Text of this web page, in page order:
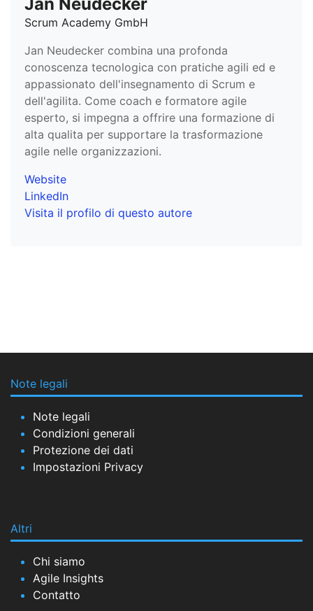
Scrum Academy GmbH
Jan Neudecker combina una profonda
conoscenza tecnologica con pratiche agili ed e
appassionato dell'insegnamento di Scrum e
dell'agilita. Come coach e formatore agile
esperto, si impegna a offrire una formazione di
alta qualita per supportare la trasformazione
agile nelle organizzazioni.
Website
LinkedIn
Visita il profilo di questo autore
Note legali
Note legali
Condizioni generali
Protezione dei dati
Impostazioni Privacy
Altri
Chi siamo
Agile Insights
Contatto